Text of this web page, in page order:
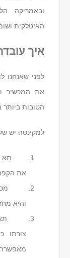
ובאמריקה
האיטלקית
איך
לפני שאנחנו
את המכשיר
הטובות
למקינטה יש
תא
את
והיא
תא
צורתו